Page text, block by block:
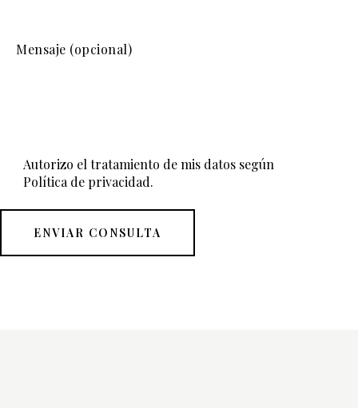
Autorizo el tratamiento de mis datos según
Política de privacidad.